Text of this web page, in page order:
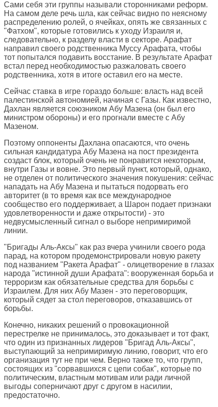
Сами себя эти группы называли сторонниками реформ.
На самом деле речь шла, как сейчас видно по неясному
распределению ролей, о ячейках, опять же связанных с
"Фатхом", которые готовились к уходу Израиля и,
следовательно, к разделу власти в секторе. Арафат
направил своего родственника Муссу Арафата, чтобы
тот попытался подавить восстание. В результате Арафат
встал перед необходимостью разжаловать своего
родственника, хотя в итоге оставил его на месте.
Сейчас ставка в игре гораздо больше: власть над всей
палестинской автономией, начиная с Газы. Как известно,
Дахлан является союзником Абу Мазена (он был его
министром обороны) и его прогнали вместе с Абу
Мазеном.
Поэтому оппоненты Дахлана опасаются, что очень
сильная кандидатура Абу Мазена на пост президента
создаст блок, который очень не понравится некоторым,
внутри Газы и вовне. Это первый пункт, который, однако,
не отделен от политического значения покушения: сейчас
нападать на Абу Мазена и пытаться подорвать его
авторитет (в то время как все международное
сообщество его поддерживает, а Шарон подает признаки
удовлетворенности и даже открытости) - это
недвусмысленный сигнал о выборе непримиримой
линии.
"Бригады Аль-Аксы" как раз вчера учинили своего рода
парад, на котором продемонстрировали новую ракету
под названием "Ракета Арафат" - олицетворение в глазах
народа "истинной души Арафата": вооруженная борьба и
терроризм как обязательные средства для борьбы с
Израилем. Для них Абу Мазен - это переговорщик,
который сядет за стол переговоров, отказавшись от
борьбы.
Конечно, никаких решений о провокационной
перестрелке не принималось, это доказывает и тот факт,
что один из признанных лидеров "Бригад Аль-Аксы",
выступающий за непримиримую линию, говорит, что его
организация тут не при чем. Верно также то, что групп,
состоящих из "сорвавшихся с цепи собак", которые по
политическим, властным мотивам или ради личной
выгоды соперничают друг с другом в насилии,
предостаточно.